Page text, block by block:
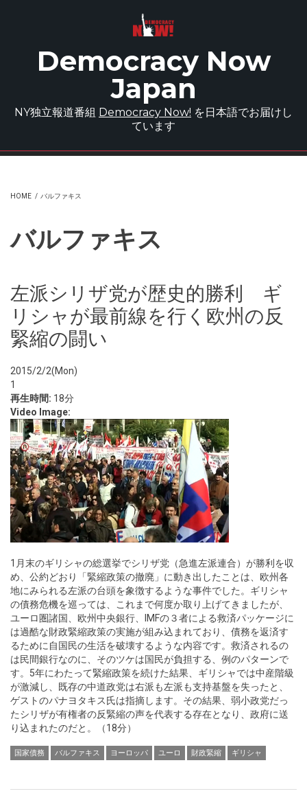
Democracy Now
Japan
NY独立報道番組 Democracy Now! を日本語でお届けし
ています
HOME / バルファキス
バルファキス
左派シリザ党が歴史的勝利 ギ
リシャが最前線を行く欧州の反
緊縮の闘い
2015/2/2(Mon)
1
再生時間: 18分
Video Image:
1月末のギリシャの総選挙でシリザ党（急進左派連合）が勝利を収
め、公約どおり「緊縮政策の撤廃」に動き出したことは、欧州各
地にみられる左派の台頭を象徴するような事件でした。ギリシャ
の債務危機を巡っては、これまで何度か取り上げてきましたが、
ユーロ圏諸国、欧州中央銀行、IMFの３者による救済パッケージに
は過酷な財政緊縮政策の実施が組み込まれており、債務を返済す
るために自国民の生活を破壊するような内容です。救済されるの
は民間銀行なのに、そのツケは国民が負担する、例のパターンで
す。5年にわたって緊縮政策を続けた結果、ギリシャでは中産階級
が激減し、既存の中道政党は右派も左派も支持基盤を失ったと、
ゲストのパナヨタキス氏は指摘します。その結果、弱小政党だっ
たシリザが有権者の反緊縮の声を代表する存在となり、政府に送
り込まれたのだと。（18分）
国家債務 バルファキス ヨーロッパ ユーロ 財政緊縮 ギリシャ